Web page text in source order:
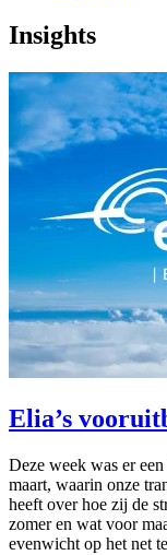
Insights
Elia’s
Deze week was er
maart, waarin onze
heeft over hoe zij de
zomer en wat voor
evenwicht op het net